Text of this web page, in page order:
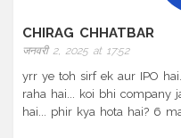
CHIRAG CHHATBAR
जनवरी 2, 2025 at 17:52
yrr ye toh sirf ek aur IPO
raha hai... koi bhi company
hai... phir kya hota hai? 6